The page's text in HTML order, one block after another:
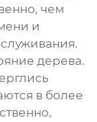
чем
и
дерева.
в более